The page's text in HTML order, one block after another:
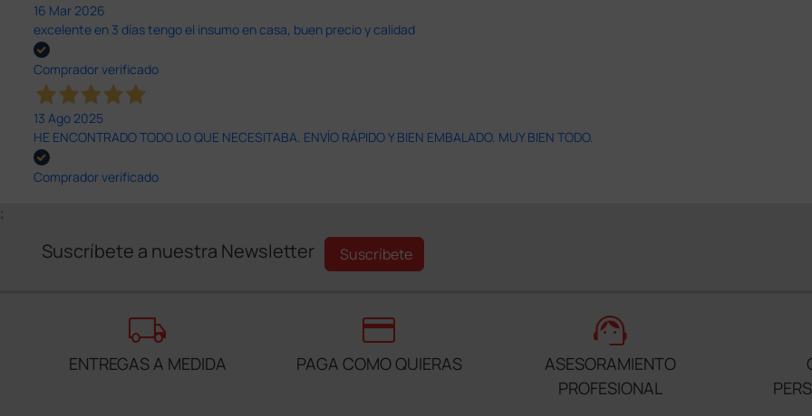
16 Mar 2026
excelente en 3 días tengo el insumo en casa, buen precio y calidad
Comprador verificado
13 Ago 2025
HE ENCONTRADO TODO LO QUE NECESITABA. ENVÍO RÁPIDO Y BIEN EMBALADO. MUY BIEN TODO.
Comprador verificado
;
Suscríbete a nuestra Newsletter Suscríbete
local_shipping
ENTREGAS A MEDIDA
credit_card
PAGA COMO QUIERAS
support_agent
ASESORAMIENTO
PROFESIONAL